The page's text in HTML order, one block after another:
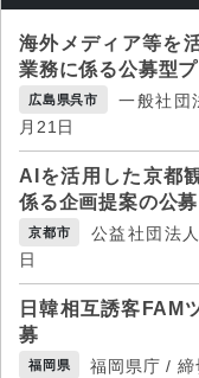
海外メディア等を
業務に係る公募型
広島県呉市
一般社団
月21日
AIを活用した京都
係る企画提案の公募
京都市
公益社団法
日
日韓相互誘客FAM
募
福岡県 福岡県庁 /